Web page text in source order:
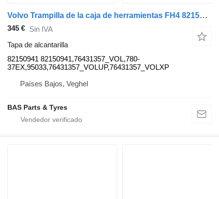
Volvo Trampilla de la caja de herramientas FH4 82150941 tapa de alcantarilla para Volvo FH4 camión
345 € Sin IVA
Tapa de alcantarilla
82150941 82150941,76431357_VOL,780-
37EX,95033,76431357_VOLUP,76431357_VOLXP
Países Bajos, Veghel
BAS Parts & Tyres